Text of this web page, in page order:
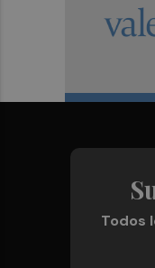
Todos